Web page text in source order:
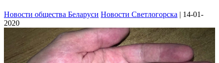
Новости общества Беларуси Новости Светлогорска | 14-01-
2020